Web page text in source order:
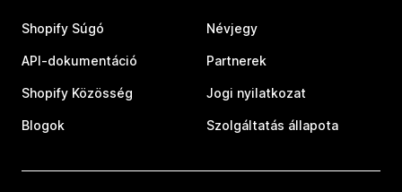
Shopify Súgó
API-dokumentáció
Shopify Közösség
Blogok
Névjegy
Partnerek
Jogi nyilatkozat
Szolgáltatás állapota